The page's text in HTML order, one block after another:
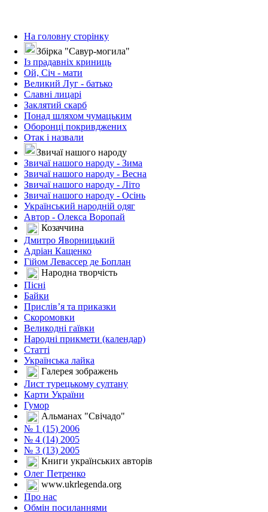
На головну сторінку
Збірка "Савур-могила"
Із прадавніх криниць
Ой, Січ - мати
Великий Луг - батько
Славні лицарі
Заклятий скарб
Понад шляхом чумацьким
Оборонці покривджених
Отак і назвали
Звичаї нашого народу
Звичаї нашого народу - Зима
Звичаї нашого народу - Весна
Звичаї нашого народу - Літо
Звичаї нашого народу - Осінь
Український народній одяг
Автор - Олекса Воропай
Козаччина
Дмитро Яворницький
Адріан Кащенко
Гійом Левассер де Боплан
Народна творчість
Пісні
Байки
Прислів’я та приказки
Скоромовки
Великодні гаївки
Народні прикмети (календар)
Статті
Українська лайка
Галерея зображень
Лист турецькому султану
Карти України
Гумор
Альманах "Свічадо"
№ 1 (15) 2006
№ 4 (14) 2005
№ 3 (13) 2005
Книги українських авторів
Олег Петренко
www.ukrlegenda.org
Про нас
Обмін посиланнями